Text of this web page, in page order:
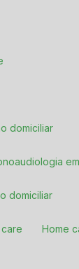
domiciliar
domiciliar
care Home